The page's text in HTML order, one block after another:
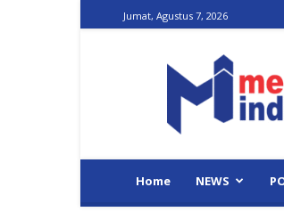
Jumat, Agustus 7, 2026
Home NEWS